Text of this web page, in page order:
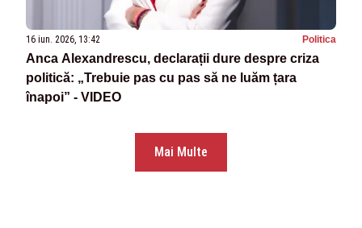
16 iun. 2026, 13:42 Politica
Anca Alexandrescu, declarații dure despre criza
politică: „Trebuie pas cu pas să ne luăm țara
înapoi” - VIDEO
Mai Multe